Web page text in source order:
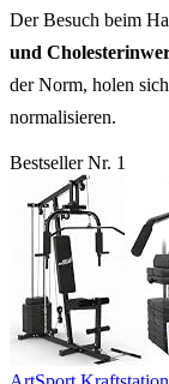
Der Besuch beim
und
der Norm, holen
normalisieren.
Bestseller Nr. 1